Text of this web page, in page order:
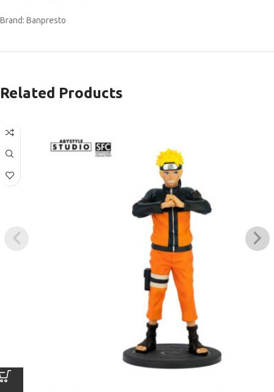
Brand: Banpresto
Related Products